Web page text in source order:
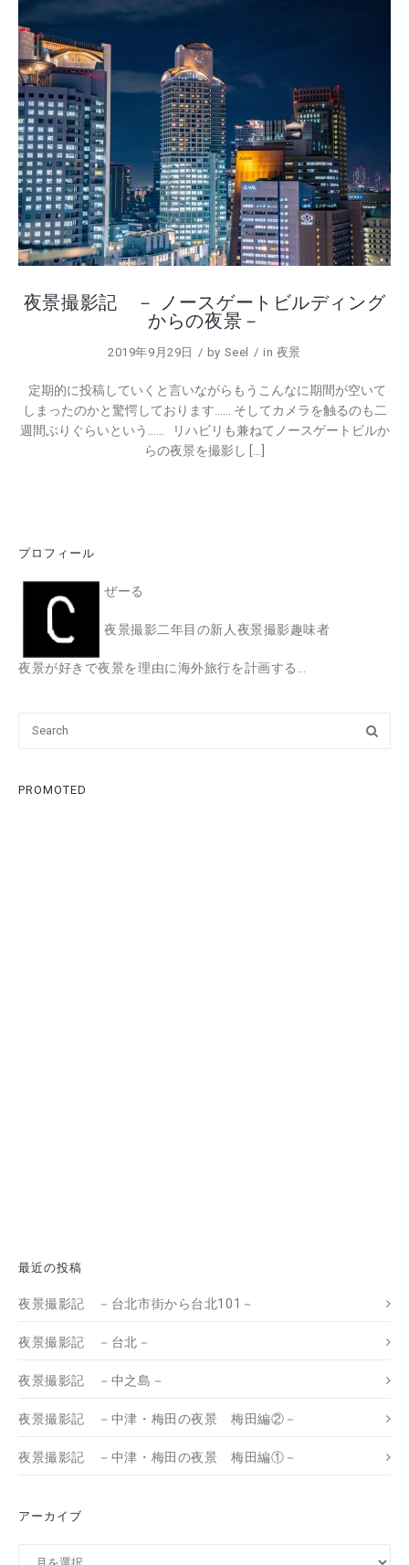
夜景撮影記 － ノースゲートビルディング
からの夜景－
2019年9月29日 by Seel in 夜景
定期的に投稿していくと言いながらもうこんなに期間が空いて
しまったのかと驚愕しております…… そしてカメラを触るのも二
週間ぶりぐらいという…… リハビリも兼ねてノースゲートビルか
らの夜景を撮影し […]
プロフィール
ぜーる
夜景撮影二年目の新人夜景撮影趣味者
夜景が好きで夜景を理由に海外旅行を計画する…
PROMOTED
最近の投稿
夜景撮影記 －台北市街から台北101－
夜景撮影記 －台北－
夜景撮影記 －中之島－
夜景撮影記 －中津・梅田の夜景 梅田編②－
夜景撮影記 －中津・梅田の夜景 梅田編①－
アーカイブ